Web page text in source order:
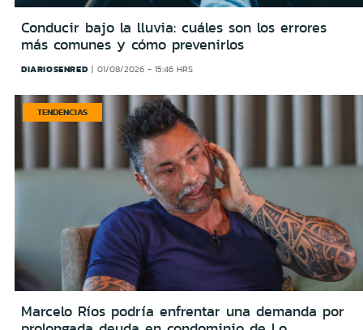
Conducir bajo la lluvia: cuáles son los errores
más comunes y cómo prevenirlos
DIARIOSENRED 01/08/2026 - 15:46 HRS
TENDENCIAS
Marcelo Ríos podría enfrentar una demanda por